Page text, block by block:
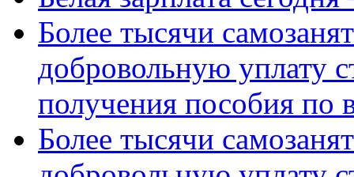
Более тысячи
добровольную уплату
получения пособия по
Более тысячи